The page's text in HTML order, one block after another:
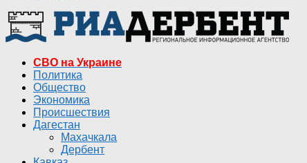
СВО на Украине
Политика
Общество
Экономика
Происшествия
Дагестан
Махачкала
Дербент